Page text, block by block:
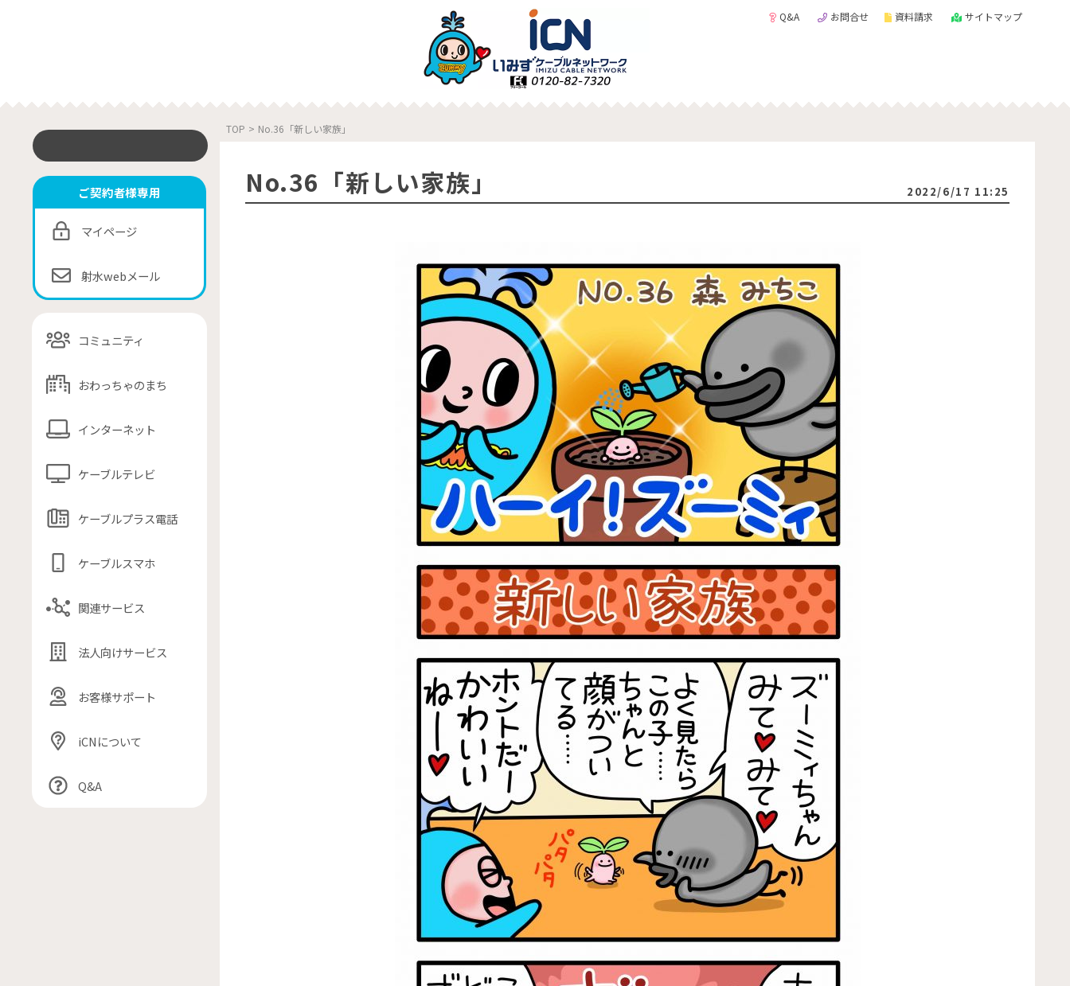
Q&A お問合せ 資料請求 サイトマップ
ご契約者様専用
マイページ
射水webメール
コミュニティ
おわっちゃのまち
インターネット
ケーブルテレビ
ケーブルプラス電話
ケーブルスマホ
関連サービス
法人向けサービス
お客様サポート
iCNについて
Q&A
TOP > No.36「新しい家族」
No.36「新しい家族」 2022/6/17 11:25